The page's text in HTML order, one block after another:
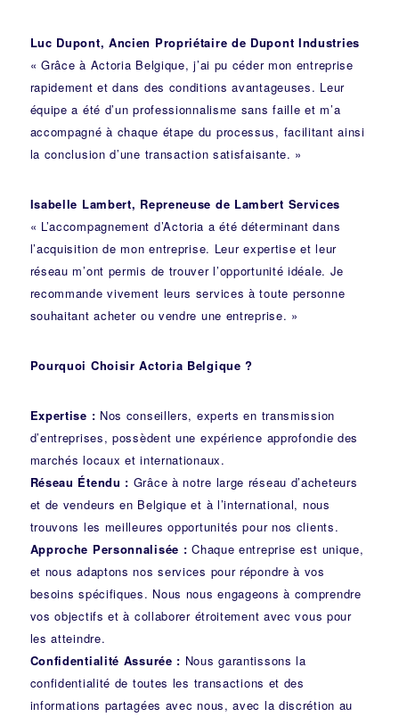
Luc Dupont, Ancien Propriétaire de Dupont Industries
« Grâce à Actoria Belgique, j’ai pu céder mon entreprise
rapidement et dans des conditions avantageuses. Leur
équipe a été d’un professionnalisme sans faille et m’a
accompagné à chaque étape du processus, facilitant ainsi
la conclusion d’une transaction satisfaisante. »
Isabelle Lambert, Repreneuse de Lambert Services
« L’accompagnement d’Actoria a été déterminant dans
l’acquisition de mon entreprise. Leur expertise et leur
réseau m’ont permis de trouver l’opportunité idéale. Je
recommande vivement leurs services à toute personne
souhaitant acheter ou vendre une entreprise. »
Pourquoi Choisir Actoria Belgique ?
Expertise : Nos conseillers, experts en transmission
d’entreprises, possèdent une expérience approfondie des
marchés locaux et internationaux.
Réseau Étendu : Grâce à notre large réseau d’acheteurs
et de vendeurs en Belgique et à l’international, nous
trouvons les meilleures opportunités pour nos clients.
Approche Personnalisée : Chaque entreprise est unique,
et nous adaptons nos services pour répondre à vos
besoins spécifiques. Nous nous engageons à comprendre
vos objectifs et à collaborer étroitement avec vous pour
les atteindre.
Confidentialité Assurée : Nous garantissons la
confidentialité de toutes les transactions et des
informations partagées avec nous, avec la discrétion au